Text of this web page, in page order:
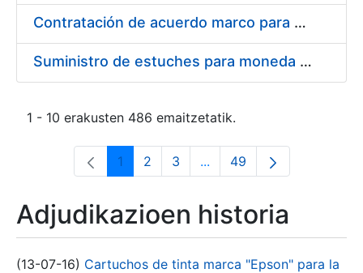
Contratación de acuerdo marco para el Suministro de Material de Electricidad para la Fábrica Nacional de Moneda y Timbre-Real Casa de la Moneda en su centro de trabajo de Burgos
Suministro de estuches para moneda de 30 €
1 - 10 erakusten 486 emaitzetatik.
Orrialdea
1 Orrialdea
2 Orrialdea
3 ...Intermediate Pages Use
Orrialdea
49
Adjudikazioen historia
(13-07-16) Cartuchos de tinta marca "Epson" para la